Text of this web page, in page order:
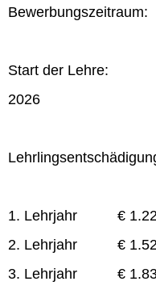
Start der
2026
1. Lehrjahr €
2. Lehrjahr €
3. Lehrjahr €